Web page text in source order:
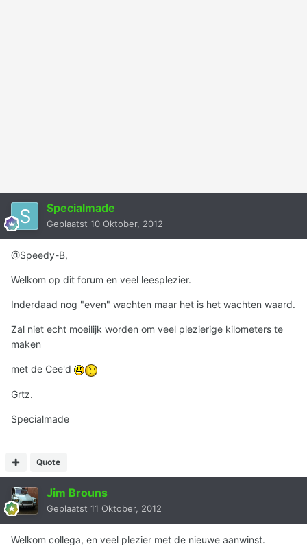
Specialmade
Geplaatst 10 Oktober, 2012
@Speedy-B,
Welkom op dit forum en veel leesplezier.
Inderdaad nog "even" wachten maar het is het wachten waard.
Zal niet echt moeilijk worden om veel plezierige kilometers te
maken
met de Cee'd
Grtz.
Specialmade
Quote
Jim Brouns
Geplaatst 11 Oktober, 2012
Welkom collega, en veel plezier met de nieuwe aanwinst.